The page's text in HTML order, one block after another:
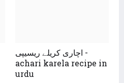
اچاری کریلے ریسیپی -
achari karela recipe in
urdu